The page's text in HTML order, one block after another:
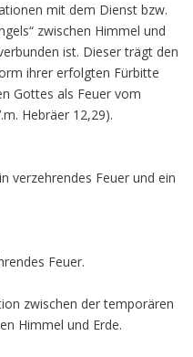
mit dem Dienst bzw.
zwischen Himmel und
ist. Dieser trägt den
ihrer erfolgten Fürbitte
Gottes als Feuer vom
Hebräer 12,29).
verzehrendes Feuer und ein
Feuer.
zwischen der temporären
Himmel und Erde.